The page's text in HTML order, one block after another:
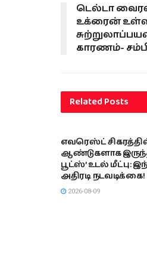
டெல்டா
உக்ரைன்
காரணம்-
RelatedPosts
எவரெஸ்ட்
ஆண்டுகளாக
பூட்ஸ்’ உடல் மீட்பு:
அதிரடி நடவடிக்கை!
2026-08-09